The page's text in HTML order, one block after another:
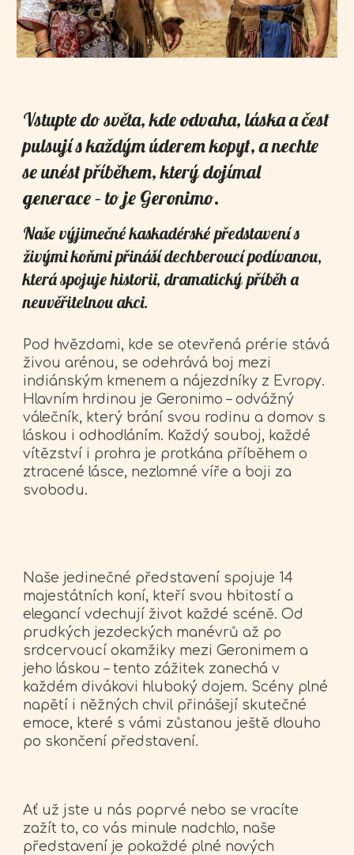
Vstupte do světa, kde odvaha, láska a čest
pulsují s každým úderem kopyt, a nechte
se unést příběhem, který dojímal
generace – to je Geronimo.
Naše výjimečné kaskadérské představení s
živými koňmi přináší dechberoucí podívanou,
která spojuje historii, dramatický příběh a
neuvěřitelnou akci.
Pod hvězdami, kde se otevřená prérie stává
živou arénou, se odehrává boj mezi
indiánským kmenem a nájezdníky z Evropy.
Hlavním hrdinou je Geronimo – odvážný
válečník, který brání svou rodinu a domov s
láskou i odhodláním. Každý souboj, každé
vítězství i prohra je protkána příběhem o
ztracené lásce, nezlomné víře a boji za
svobodu.
Naše jedinečné představení spojuje 14
majestátních koní, kteří svou hbitostí a
elegancí vdechují život každé scéně. Od
prudkých jezdeckých manévrů až po
srdcervoucí okamžiky mezi Geronimem a
jeho láskou – tento zážitek zanechá v
každém divákovi hluboký dojem. Scény plné
napětí i něžných chvil přinášejí skutečné
emoce, které s vámi zůstanou ještě dlouho
po skončení představení.
Ať už jste u nás poprvé nebo se vracíte
zažít to, co vás minule nadchlo, naše
představení je pokaždé plné nových